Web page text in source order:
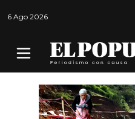
6 Ago 2026